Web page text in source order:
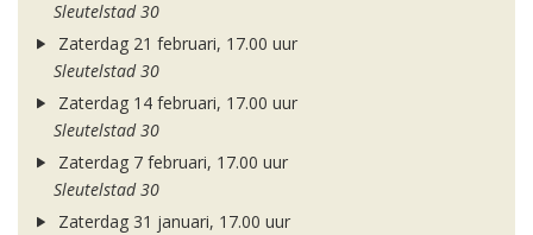
Sleutelstad 30
Zaterdag 21 februari, 17.00 uur
Sleutelstad 30
Zaterdag 14 februari, 17.00 uur
Sleutelstad 30
Zaterdag 7 februari, 17.00 uur
Sleutelstad 30
Zaterdag 31 januari, 17.00 uur